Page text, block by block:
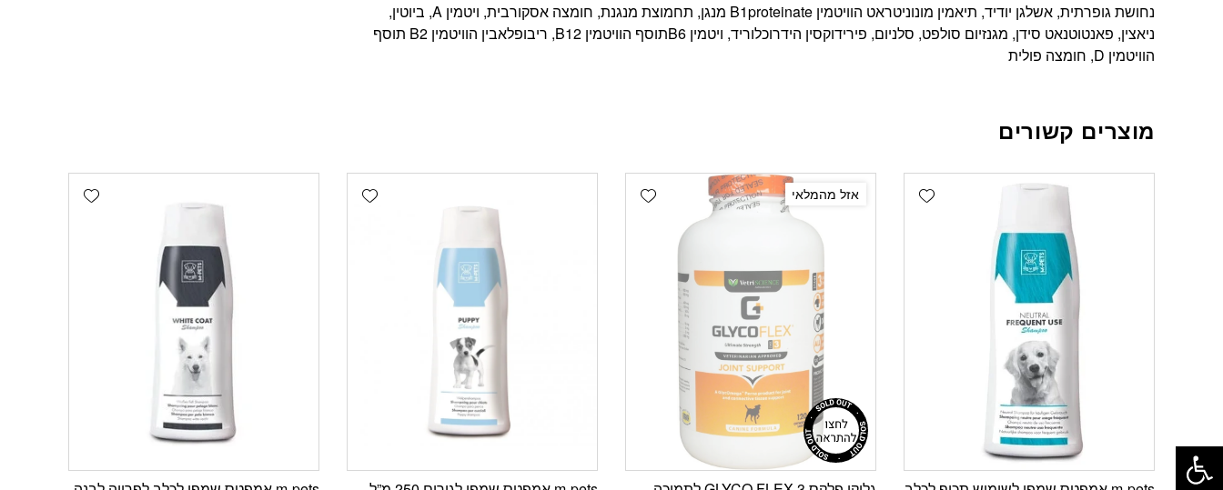
נחושת גופרתית, אשלגן יודיד, תיאמין מונוניטראט הוויטמין B1proteinate מנגן, תחמוצת מנגנת, חומצה אסקורבית, ויטמין A, ביוטין,
ניאצין, פאנטוטנאט סידן, מגנזיום סולפט, סלניום, פירידוקסין הידרוכלוריד, ויטמין B6תוסף הוויטמין B12, ריבופלאבין הוויטמין B2 תוסף
הוויטמין D, חומצה פולית
מוצרים קשורים
Add wishlist
Add wishlist אזל מהמלאי Add wishlist
Add wishlist
פתח סרגל נגישות